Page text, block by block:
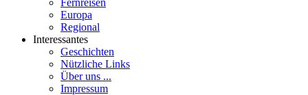
Fernreisen
Europa
Regional
Interessantes
Geschichten
Nützliche Links
Über uns ...
Impressum